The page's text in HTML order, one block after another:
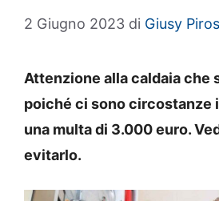
2 Giugno 2023 di Giusy
Attenzione alla caldaia che
poiché ci sono circostanze
una multa di 3.000 euro.
evitarlo.